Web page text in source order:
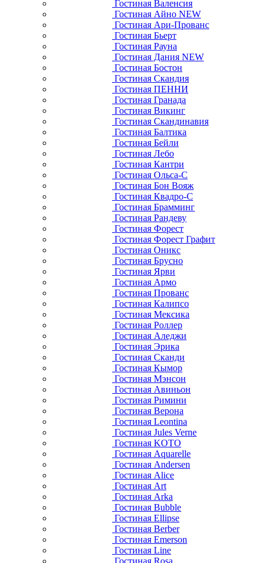
Гостиная Валенсия
Гостиная Айно NEW
Гостиная Ари-Прованс
Гостиная Бьерт
Гостиная Рауна
Гостиная Дания NEW
Гостиная Бостон
Гостиная Скандия
Гостиная ПЕННИ
Гостиная Гранада
Гостиная Викинг
Гостиная Скандинавия
Гостиная Балтика
Гостиная Бейли
Гостиная Лебо
Гостиная Кантри
Гостиная Ольса-С
Гостиная Бон Вояж
Гостиная Квадро-С
Гостиная Брамминг
Гостиная Рандеву
Гостиная Форест
Гостиная Форест Графит
Гостиная Оникс
Гостиная Брусно
Гостиная Ярви
Гостиная Армо
Гостиная Прованс
Гостиная Калипсо
Гостиная Мексика
Гостиная Роллер
Гостиная Аледжи
Гостиная Эрика
Гостиная Сканди
Гостиная Кымор
Гостиная Мэнсон
Гостиная Авиньон
Гостиная Римини
Гостиная Верона
Гостиная Leontina
Гостиная Jules Verne
Гостиная KOTO
Гостиная Aquarelle
Гостиная Andersen
Гостиная Alice
Гостиная Art
Гостиная Arka
Гостиная Bubble
Гостиная Ellipse
Гостиная Berber
Гостиная Emerson
Гостиная Line
Гостиная Rosa